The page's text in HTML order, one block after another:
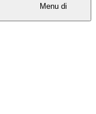
Menu di